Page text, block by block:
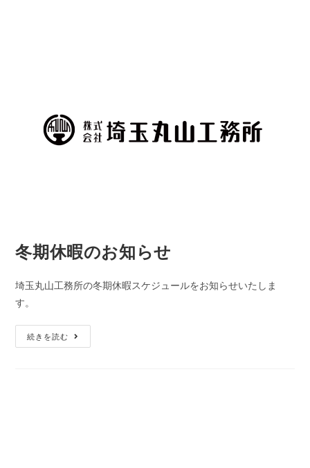
冬期休暇のお知らせ
埼玉丸山工務所の冬期休暇スケジュールをお知らせいたしま
す。
続きを読む